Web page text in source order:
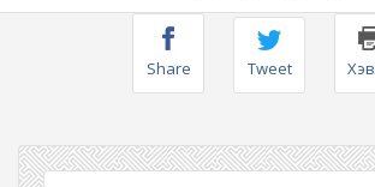
Share Tweet